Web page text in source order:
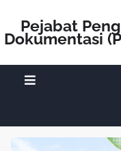
Pejabat
Dokumentasi